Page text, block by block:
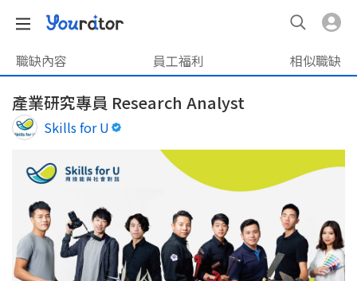
職缺內容 員工福利 相似職缺
產業研究專員 Research Analyst
Skills for U